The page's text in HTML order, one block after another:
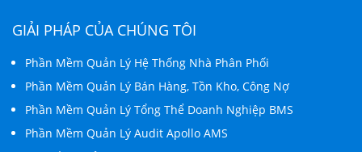
GIẢI PHÁP CỦA CHÚNG TÔI
Phần Mềm Quản Lý Hệ Thống Nhà Phân Phối
Phần Mềm Quản Lý Bán Hàng, Tồn Kho, Công Nợ
Phần Mềm Quản Lý Tổng Thể Doanh Nghiệp BMS
Phần Mềm Quản Lý Audit Apollo AMS